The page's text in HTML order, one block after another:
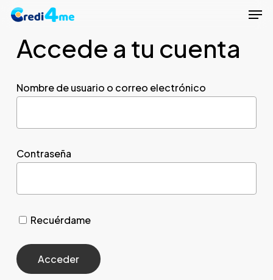
Skip
mainAccede a tu cuenta
Nombre de usuario o correo electrónico
Contraseña
Recuérdame